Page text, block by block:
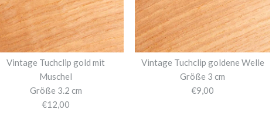
Vintage Tuchclip gold mit
Muschel
Größe 3.2 cm
€12,00
Vintage Tuchclip goldene Welle
Größe 3 cm
€9,00